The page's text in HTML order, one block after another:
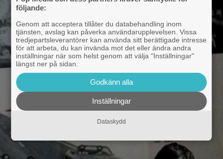
följande:
Genom att acceptera tillåter du databehandling inom
tjänsten, avslag kan påverka användarupplevelsen. Vissa
tredjepartsleverantörer kan använda sitt berättigade intresse
för att arbeta, du kan invända mot det eller ändra andra
inställningar när som helst genom att välja "Inställningar"
längst ner på sidan.
Godkänn alla
Inställningar
Dataskydd